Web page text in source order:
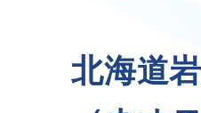
三和
北海道岩